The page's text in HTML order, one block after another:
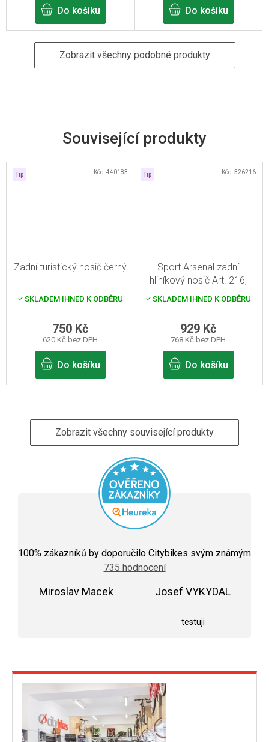
Související produkty
Tip
Zadní turistický nosič černý
SKLADEM IHNED K ODBĚRU
620 Kč bez DPH
750 Kč
Do košíku
Kód:440183 Tip
Sport Arsenal zadní
hliníkový nosič Art. 216,
černý
SKLADEM IHNED K ODBĚRU
768 Kč bez DPH
929 Kč
Do košíku
Kód:326216
Zobrazit všechny související produkty
Do košíku Do košíku
Zobrazit všechny podobné produkty
hodnocení
obchodu
je
100% zákazníků by doporučilo Citybikes svým známým
735 hodnocení
Miroslav Macek Josef VYKYDAL
testuji